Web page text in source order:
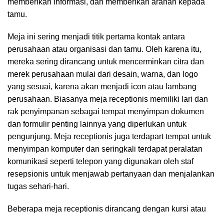
tamu.
Meja ini sering menjadi titik pertama kontak antara
perusahaan atau organisasi dan tamu. Oleh karena itu,
mereka sering dirancang untuk mencerminkan citra dan
merek perusahaan mulai dari desain, warna, dan logo
yang sesuai, karena akan menjadi icon atau lambang
perusahaan. Biasanya meja receptionis memiliki lari dan
rak penyimpanan sebagai tempat menyimpan dokumen
dan formulir penting lainnya yang diperlukan untuk
pengunjung. Meja receptionis juga terdapart tempat untuk
menyimpan komputer dan seringkali terdapat peralatan
komunikasi seperti telepon yang digunakan oleh staf
resepsionis untuk menjawab pertanyaan dan menjalankan
tugas sehari-hari.
Beberapa meja receptionis dirancang dengan kursi atau